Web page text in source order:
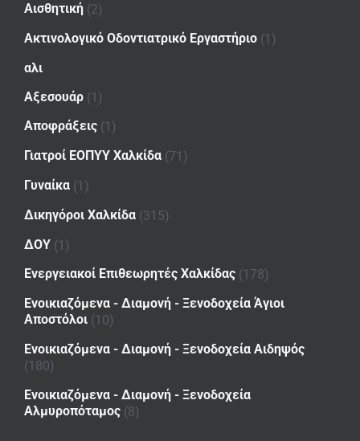
Αισθητική (2)
Ακτινολογικό Οδοντιατρικό Εργαστήριο (1)
αλι
Αξεσουάρ (1)
Αποφράξεις (1)
Γιατροί ΕΟΠΥΥ Χαλκίδα (71)
Γυναίκα (1)
Δικηγόροι Χαλκίδα (315)
ΔΟΥ (1)
Ενεργειακοί Επιθεωρητές Χαλκίδας (178)
Ενοικιαζόμενα - Διαμονή - Ξενοδοχεία Άγιοι
Αποστόλοι (10)
Ενοικιαζόμενα - Διαμονή - Ξενοδοχεία Αιδηψός
(180)
Ενοικιαζόμενα - Διαμονή - Ξενοδοχεία
Αλμυροπόταμος (8)